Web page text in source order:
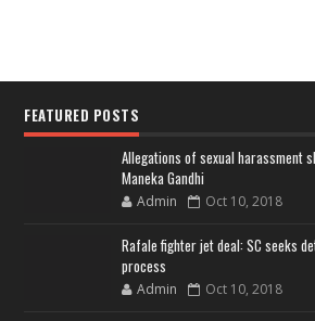
FEATURED POSTS
Allegations of sexual harassment
Maneka Gandhi
Admin Oct 10, 2018
Rafale fighter jet deal: SC seeks
process
Admin Oct 10, 2018